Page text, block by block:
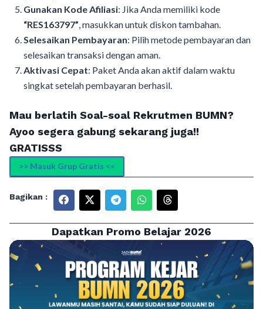
Gunakan Kode Afiliasi: Jika Anda memiliki kode
“RES163797” , masukkan untuk diskon tambahan.
Selesaikan Pembayaran: Pilih metode pembayaran dan
selesaikan transaksi dengan aman.
Aktivasi Cepat: Paket Anda akan aktif dalam waktu
singkat setelah pembayaran berhasil.
Mau berlatih Soal-soal Rekrutmen BUMN?
Ayoo segera gabung sekarang juga!!
GRATISSS
>> Masuk Grup Gratis <<
Bagikan :
Dapatkan Promo Belajar 2026